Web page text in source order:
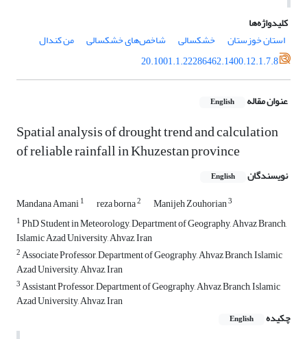
کلیدواژه‌ها
استان خوزستان
خشکسالی شاخص‌های خشکسالی
من کندال
20.1001.1.22286462.1400.12.1.7.8
عنوان مقاله English
Spatial analysis of drought trend and calculation
of reliable rainfall in Khuzestan province
نویسندگان English
Mandana Amani1 reza borna2 Manijeh Zouhorian3
1PhD Student in Meteorology, Department of Geography, Ahvaz Branch,
Islamic Azad University, Ahvaz, Iran
2Associate Professor, Department of Geography, Ahvaz Branch, Islamic
Azad University, Ahvaz, Iran
3Assistant Professor, Department of Geography, Ahvaz Branch, Islamic
Azad University, Ahvaz, Iran
چکیده
English